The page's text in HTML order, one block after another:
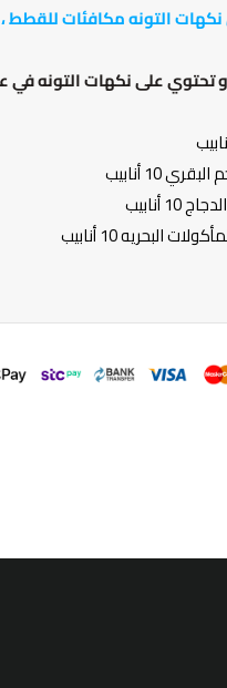
مكافئات للقطط ، 40 مكافئه × 14 جرام
على نكهات التونه في
10 أنابيب
أنابيب
البحريه 10 أنابيب